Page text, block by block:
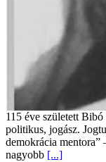
115 éve született
politikus, jogász.
demokrácia mentora”
nagyobb [...]